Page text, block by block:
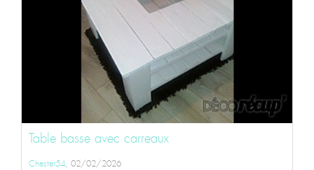
Table basse avec carreaux
Chester54, 02/02/2026